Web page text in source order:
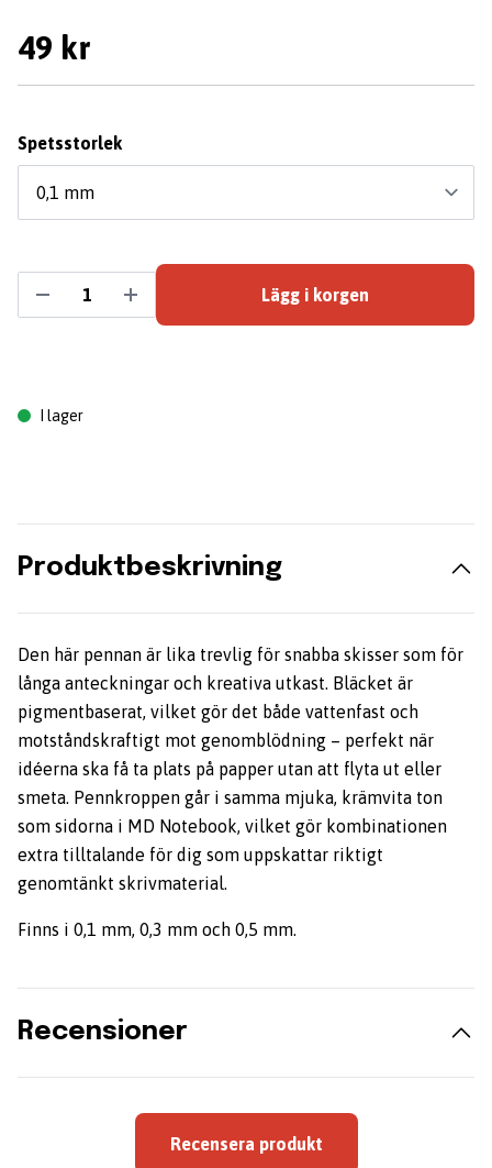
49 kr
Spetsstorlek
Lägg i korgen
I lager
Produktbeskrivning
Den här pennan är lika trevlig för snabba skisser som för
långa anteckningar och kreativa utkast. Bläcket är
pigmentbaserat, vilket gör det både vattenfast och
motståndskraftigt mot genomblödning – perfekt när
idéerna ska få ta plats på papper utan att flyta ut eller
smeta. Pennkroppen går i samma mjuka, krämvita ton
som sidorna i MD Notebook, vilket gör kombinationen
extra tilltalande för dig som uppskattar riktigt
genomtänkt skrivmaterial.
Finns i 0,1 mm, 0,3 mm och 0,5 mm.
Recensioner
Recensera produkt